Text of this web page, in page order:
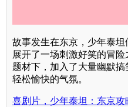
故事发生在东京，少年泰坦
展开了一场刺激好笑的冒
题材下，加入了大量幽默
轻松愉快的气氛。
喜剧片，少年泰坦：东京攻